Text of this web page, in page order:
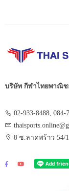
บริษัท กีฬาไทยพาณิช
02-933-8488, 084-
8 ซ.ลาดพร้าว 54/